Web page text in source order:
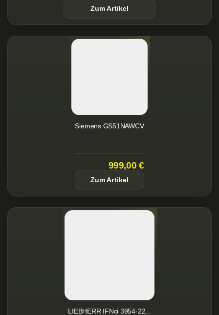
Zum Artikel
Siemens GS51NAWCV
999,00 €
Zum Artikel
LIEBHERR IFNci 3954-22...